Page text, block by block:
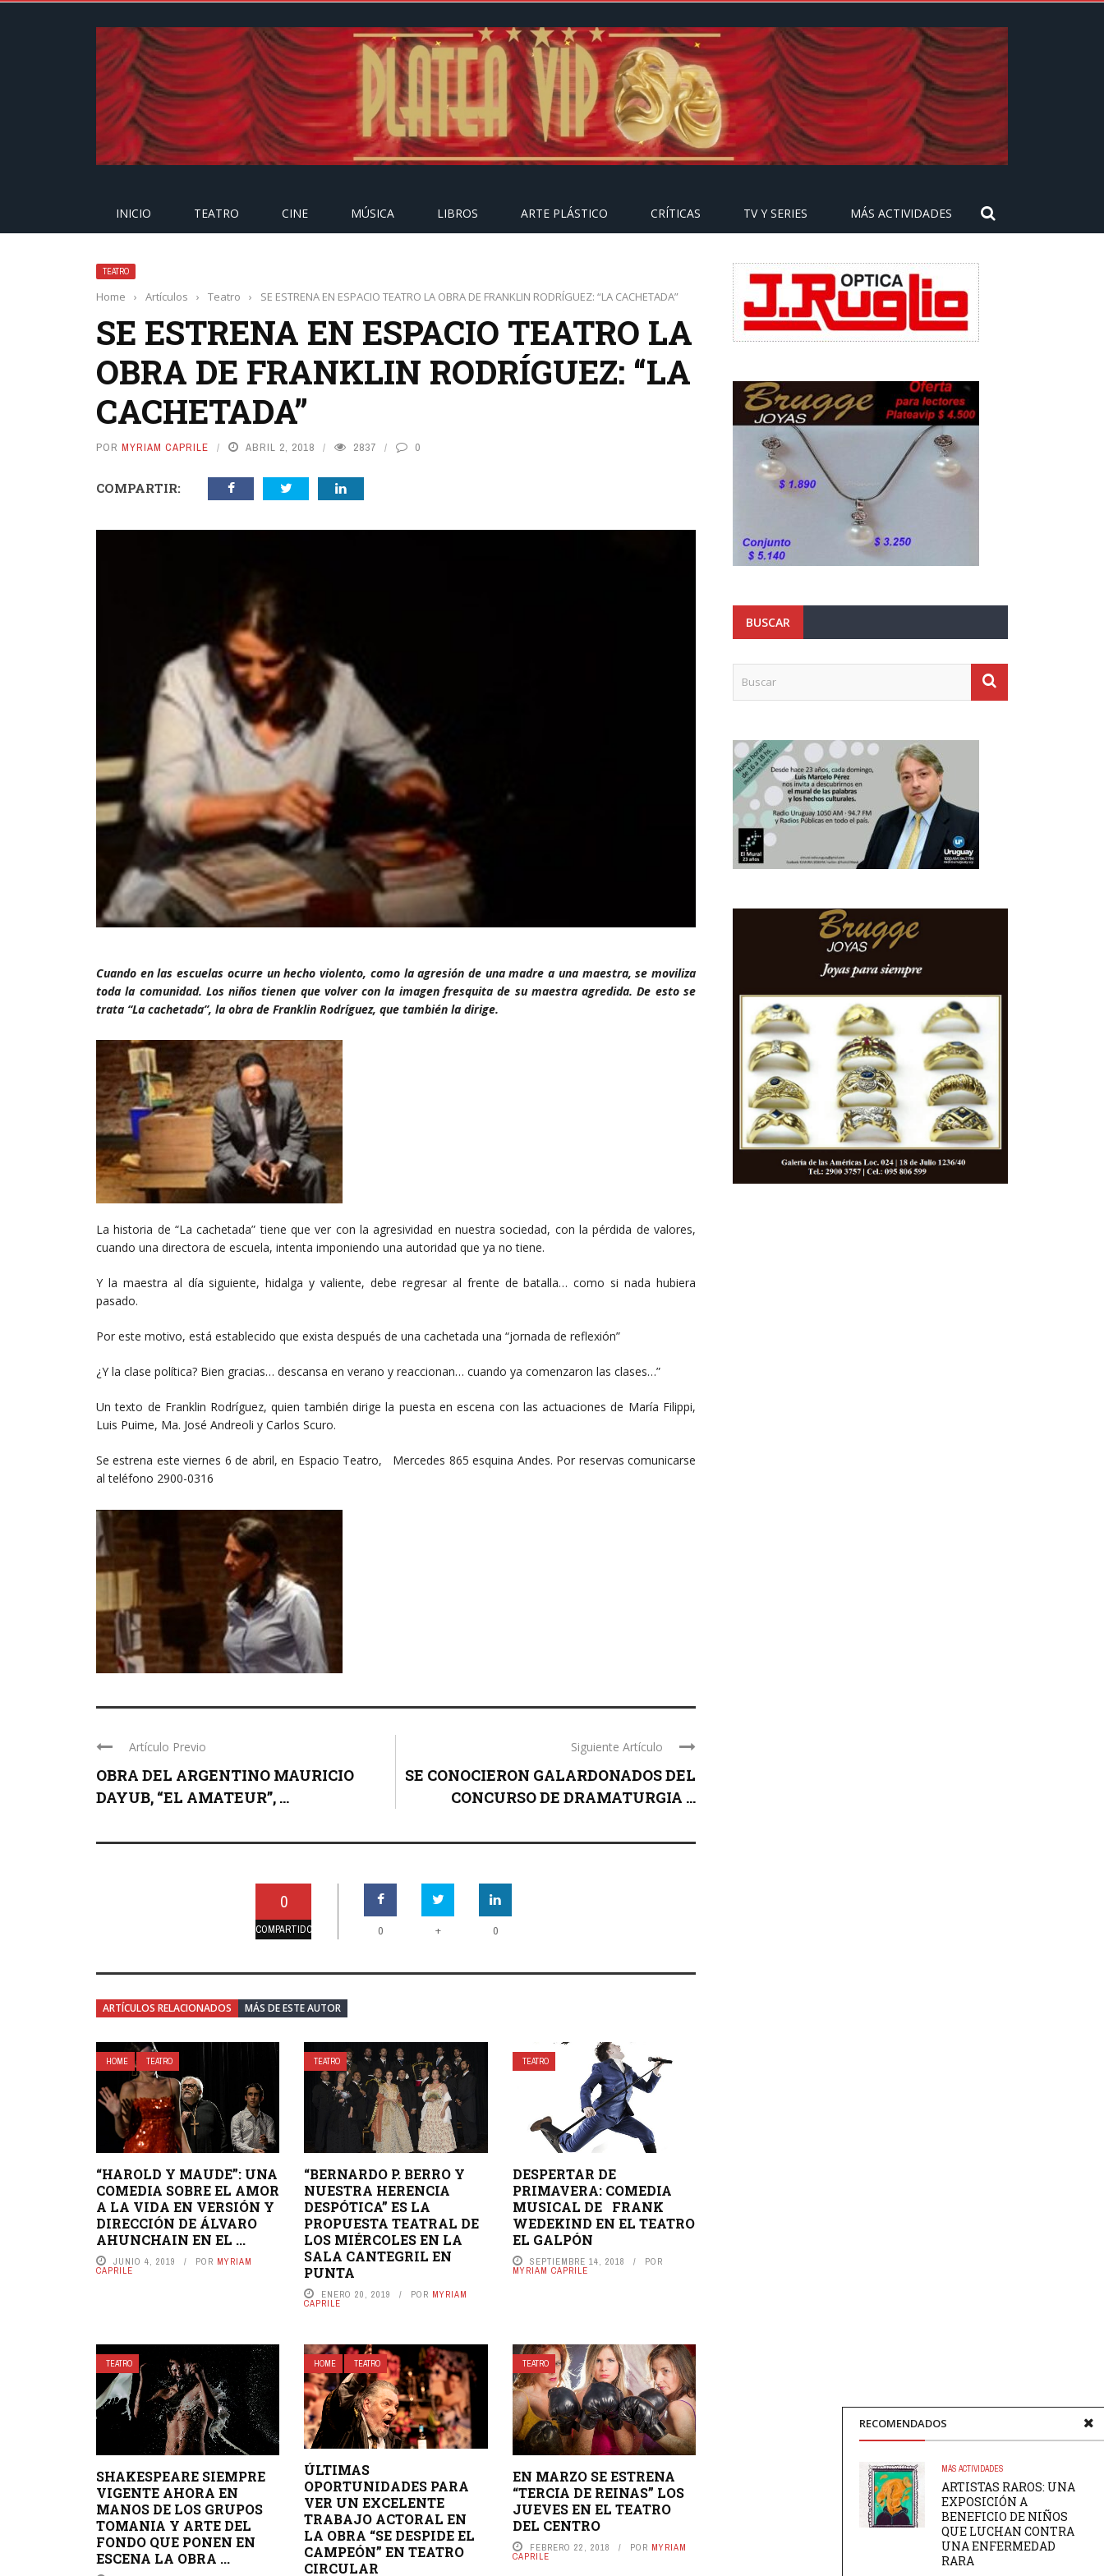
INICIO TEATRO CINE MÚSICA LIBROS ARTE PLÁSTICO CRÍTICAS TV Y SERIES MÁS ACTIVIDADES
TEATRO
Home › Artículos › Teatro › SE ESTRENA EN ESPACIO TEATRO LA OBRA DE FRANKLIN RODRÍGUEZ: “LA CACHETADA”
SE ESTRENA EN ESPACIO TEATRO LA
OBRA DE FRANKLIN RODRÍGUEZ: “LA
CACHETADA”
POR MYRIAM CAPRILE ABRIL 2, 2018 2837 0
COMPARTIR:
Cuando en las escuelas ocurre un hecho violento, como la agresión de una madre a una maestra, se moviliza
toda la comunidad. Los niños tienen que volver con la imagen fresquita de su maestra agredida. De esto se
trata “La cachetada”, la obra de Franklin Rodríguez, que también la dirige.
La historia de “La cachetada” tiene que ver con la agresividad en nuestra sociedad, con la pérdida de valores,
cuando una directora de escuela, intenta imponiendo una autoridad que ya no tiene.
Y la maestra al día siguiente, hidalga y valiente, debe regresar al frente de batalla… como si nada hubiera
pasado.
Por este motivo, está establecido que exista después de una cachetada una “jornada de reflexión”
¿Y la clase política? Bien gracias… descansa en verano y reaccionan… cuando ya comenzaron las clases…”
Un texto de Franklin Rodríguez, quien también dirige la puesta en escena con las actuaciones de María Filippi,
Luis Puime, Ma. José Andreoli y Carlos Scuro.
Se estrena este viernes 6 de abril, en Espacio Teatro, Mercedes 865 esquina Andes. Por reservas comunicarse
al teléfono 2900-0316
Artículo Previo
OBRA DEL ARGENTINO MAURICIO
DAYUB, “EL AMATEUR”, ...
Siguiente Artículo
SE CONOCIERON GALARDONADOS DEL
CONCURSO DE DRAMATURGIA ...
0
COMPARTIDO 0 + 0
ARTÍCULOS RELACIONADOS MÁS DE ESTE AUTOR
HOME TEATRO
“HAROLD Y MAUDE”: UNA
COMEDIA SOBRE EL AMOR
A LA VIDA EN VERSIÓN Y
DIRECCIÓN DE ÁLVARO
AHUNCHAIN EN EL ...
JUNIO 4, 2019 POR MYRIAM
CAPRILE
TEATRO
“BERNARDO P. BERRO Y
NUESTRA HERENCIA
DESPÓTICA” ES LA
PROPUESTA TEATRAL DE
LOS MIÉRCOLES EN LA
SALA CANTEGRIL EN
PUNTA
ENERO 20, 2019 POR MYRIAM
CAPRILE
TEATRO
DESPERTAR DE
PRIMAVERA: COMEDIA
MUSICAL DE FRANK
WEDEKIND EN EL TEATRO
EL GALPÓN
SEPTIEMBRE 14, 2018 POR
MYRIAM CAPRILE
TEATRO
SHAKESPEARE SIEMPRE
VIGENTE AHORA EN
MANOS DE LOS GRUPOS
TOMANIA Y ARTE DEL
FONDO QUE PONEN EN
ESCENA LA OBRA ...
HOME TEATRO
ÚLTIMAS
OPORTUNIDADES PARA
VER UN EXCELENTE
TRABAJO ACTORAL EN
LA OBRA “SE DESPIDE EL
CAMPEÓN” EN TEATRO
CIRCULAR
TEATRO
EN MARZO SE ESTRENA
“TERCIA DE REINAS” LOS
JUEVES EN EL TEATRO
DEL CENTRO
FEBRERO 22, 2018 POR MYRIAM
CAPRILE
RECOMENDADOS
MÁS ACTIVIDADES
ARTISTAS RAROS: UNA
EXPOSICIÓN A
BENEFICIO DE NIÑOS
QUE LUCHAN CONTRA
UNA ENFERMEDAD
RARA
BUSCAR